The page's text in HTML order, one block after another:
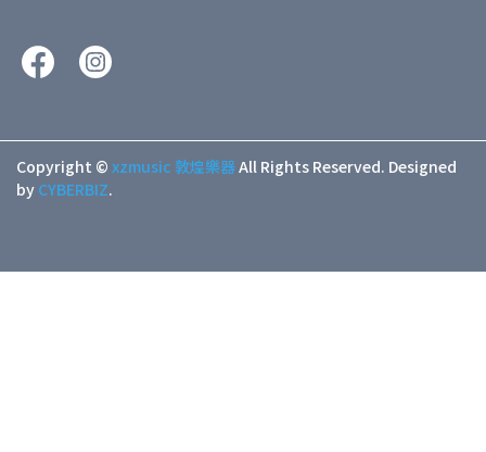
Copyright © xzmusic 敦煌樂器All Rights Reserved. Designed
by CYBERBIZ.